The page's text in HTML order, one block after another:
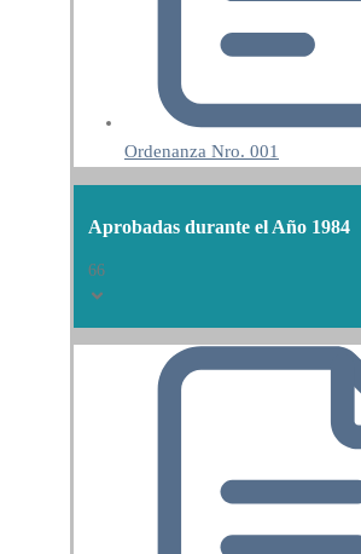
Ordenanza Nro. 001
Aprobadas durante el Año 1984
66